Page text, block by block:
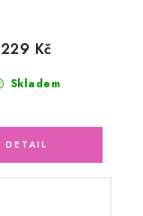
Skladem
229 Kč